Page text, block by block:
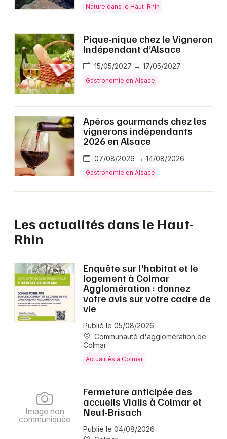
Nature dans le Haut-Rhin
Pique-nique chez le Vigneron
Indépendant d’Alsace
15/05/2027 → 17/05/2027
Gastronomie en Alsace
Apéros gourmands chez les
vignerons indépendants
2026 en Alsace
07/08/2026 → 14/08/2026
Gastronomie en Alsace
Les actualités dans le Haut-
Rhin
Enquête sur l'habitat et le
logement à Colmar
Agglomération : donnez
votre avis sur votre cadre de
vie
Publié le 05/08/2026
Communauté d'agglomération de
Colmar
Actualités à Colmar
Fermeture anticipée des
accueils Vialis à Colmar et
Neuf-Brisach
Publié le 04/08/2026
Image non
communiquée